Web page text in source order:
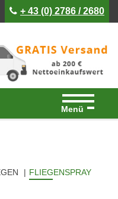
leer+ 43 (0) 2786 / 2680
Menü
FLIEGENSPRAY